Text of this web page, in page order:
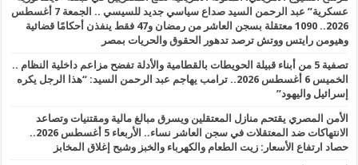
عسكرية” عبد الرحمن السيد صداع سياسي جديد للسيسي .. الجمعة 7 أغسطس
2026.. 1090 معتقلة بسجن العاشر من رمضان و47 فقط ينفذن أحكامًا قضائية
وهيومن رايتس ووتش ترصد تدهور الحقوق والحريات بمصر
تصفية 5 من أبناء قبيلة الحويطات بالقطامية والأدلة تفضح مزاعم داخلية النظام ..
الخميس 6 أغسطس 2026.. ترامب يهاجم عبد الرحمن السيد: “هذا الرجل يكره
إسرائيل واليهود”
الأمن المصري يقتحم منازل المعتقلين ويسرق مبالغ مالية ومقتنيات وتصاعد
الانتهاكات ضد المعتقلات في سجن العاشر نساء.. الأربعاء 5 أغسطس 2026..
حصاد ارتفاع الأسعار: زيت الطعام والكهرباء والخبز وشبح إغلاق المخابز